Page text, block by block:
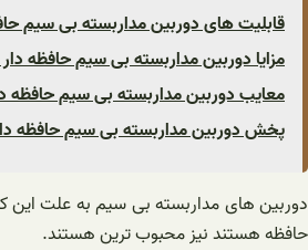
قابلیت های دوربین مداربسته بی سیم
مزایا دوربین مداربسته بی سیم حافظه دار
معایب دوربین مداربسته بی سیم حافظه
پخش دوربین مداربسته بی سیم حافظه
دوربین های مداربسته بی سیم به علت این
حافظه هستند نیز محبوب ترین هستند.